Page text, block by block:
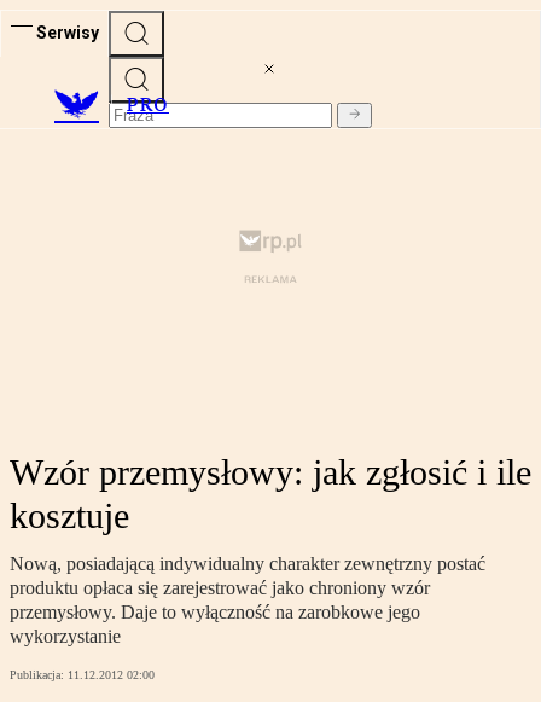
Serwisy
PRO
Wzór przemysłowy: jak zgłosić i ile
kosztuje
Nową, posiadającą indywidualny charakter zewnętrzny postać
produktu opłaca się zarejestrować jako chroniony wzór
przemysłowy. Daje to wyłączność na zarobkowe jego
wykorzystanie
Publikacja: 11.12.2012 02:00